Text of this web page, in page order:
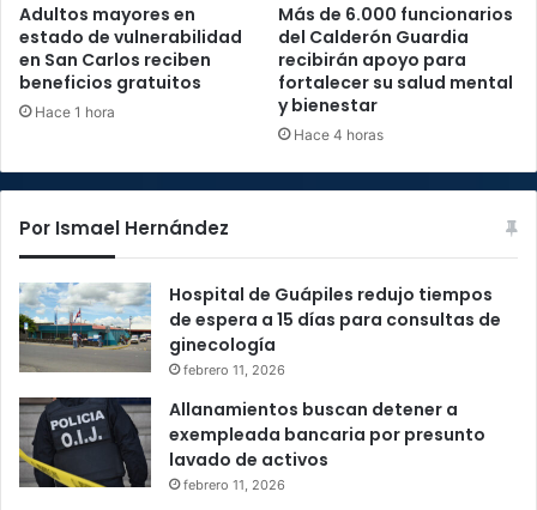
Adultos mayores en
estado de vulnerabilidad
en San Carlos reciben
beneficios gratuitos
Hace 1 hora
Más de 6.000 funcionarios
del Calderón Guardia
recibirán apoyo para
fortalecer su salud mental
y bienestar
Hace 4 horas
Por Ismael Hernández
Hospital de Guápiles redujo tiempos
de espera a 15 días para consultas de
ginecología
febrero 11, 2026
Allanamientos buscan detener a
exempleada bancaria por presunto
lavado de activos
febrero 11, 2026